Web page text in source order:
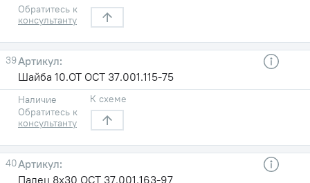
Обратитесь к
консультанту
39
Шайба 10.ОТ ОСТ 37.001.115-75
Наличие
Обратитесь к
консультанту
К схеме
40
Палец 8х30 ОСТ 37.001.163-97